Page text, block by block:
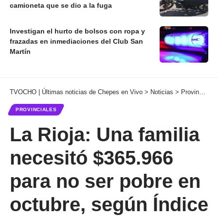
camioneta que se dio a la fuga
Investigan el hurto de bolsos con ropa y
frazadas en inmediaciones del Club San
Martín
TVOCHO | Últimas noticias de Chepes en Vivo > Noticias > Provinciales
PROVINCIALES
La Rioja: Una familia
necesitó $365.966
para no ser pobre en
octubre, según Índice